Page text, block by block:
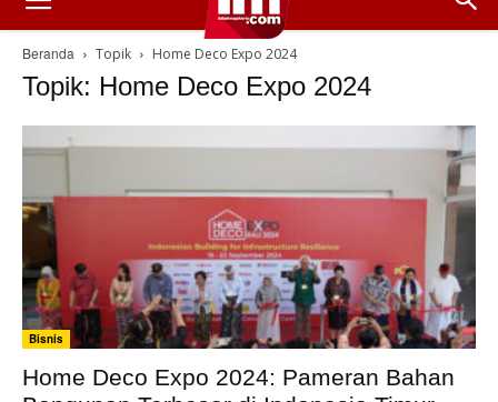
Beranda Topik Home Deco Expo 2024
Topik: Home Deco Expo 2024
Bisnis
Home Deco Expo 2024: Pameran Bahan